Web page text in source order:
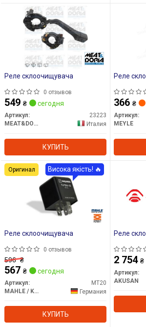
Реле склоочищувача
0 отзывов
549 ₴ сегодня
Артикул:
23223
MEAT&DORIA
Италия
КУПИТЬ
Реле
366 ₴
Артикул:
MEYLE
Реле склоочищувача
0 отзывов
596₴
567 ₴ сегодня
Артикул:
MT20
MAHLE / KNECHT
Германия
КУПИТЬ
Висока якість! 🔥
Оригинал
Реле
2 754 ₴
Артикул:
AKUSAN